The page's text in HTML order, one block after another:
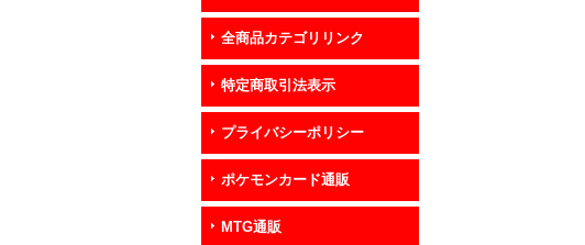
全商品カテゴリリンク
特定商取引法表示
プライバシーポリシー
ポケモンカード通販
MTG通販